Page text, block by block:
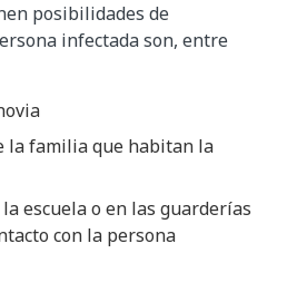
posibilidades de
infectada son, entre
la familia que habitan la
escuela o en las guarderías
con la persona